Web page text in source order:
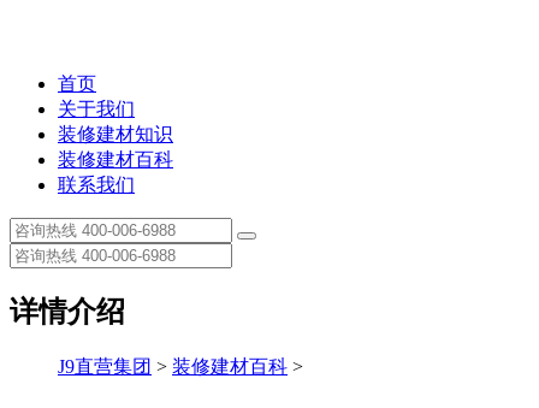
首页
关于我们
装修建材知识
装修建材百科
联系我们
详情介绍
J9直营集团 > 装修建材百科 >